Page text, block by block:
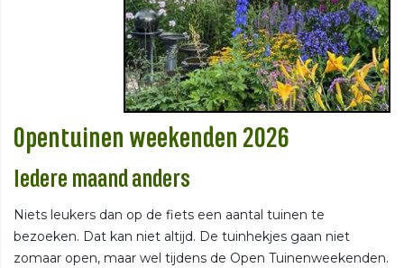
Opentuinen weekenden 2026
Iedere maand anders
Niets leukers dan op de fiets een aantal tuinen te
bezoeken. Dat kan niet altijd. De tuinhekjes gaan niet
zomaar open, maar wel tijdens de Open Tuinenweekenden.